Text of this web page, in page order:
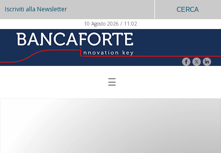
Iscriviti alla Newsletter CERCA
10 Agosto 2026 / 11:02
☰